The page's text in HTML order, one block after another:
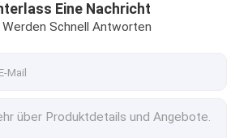
Eine Nachricht
Werden Schnell Antworten